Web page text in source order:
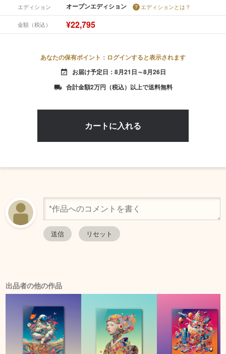
エディション オープンエディション エディションとは？
金額（税込） ¥22,795
あなたの保有ポイント：ログインすると表示されます
event_available お届け予定日：8月21日～8月26日
local_shipping 合計金額2万円（税込）以上で送料無料
出品者の他の作品